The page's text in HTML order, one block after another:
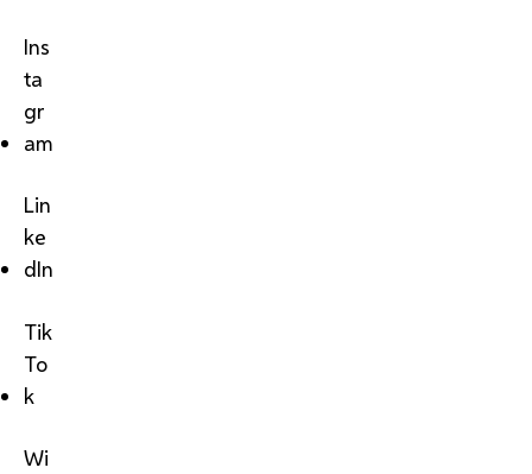
Ins
ta
gr
am
Lin
ke
dIn
Tik
To
k
Wi